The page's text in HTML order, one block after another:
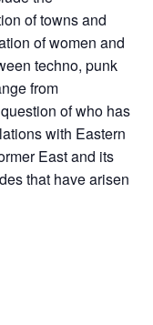
of towns and
of women and
techno, punk
from
of who has
with Eastern
East and its
that have arisen